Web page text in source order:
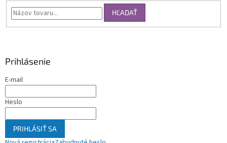
HĽADAŤ
Prihlásenie
E-mail
Heslo
PRIHLÁSIŤ SA